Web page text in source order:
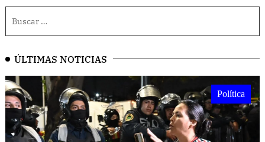
ÚLTIMAS NOTICIAS
Política